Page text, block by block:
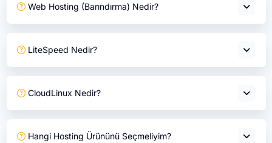
Web Hosting (Barındırma) Nedir?
LiteSpeed Nedir?
CloudLinux Nedir?
Hangi Hosting Ürününü Seçmeliyim?